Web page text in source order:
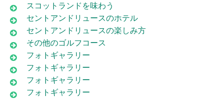
スコットランドを味わう
セントアンドリュースのホテル
セントアンドリュースの楽しみ方
その他のゴルフコース
フォトギャラリー
フォトギャラリー
フォトギャラリー
フォトギャラリー